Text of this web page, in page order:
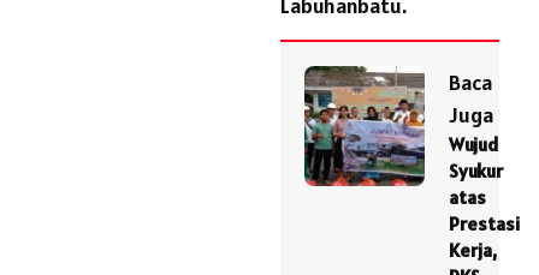
Labuhanbatu.
Baca
Juga
Wujud
Syukur
atas
Prestasi
Kerja,